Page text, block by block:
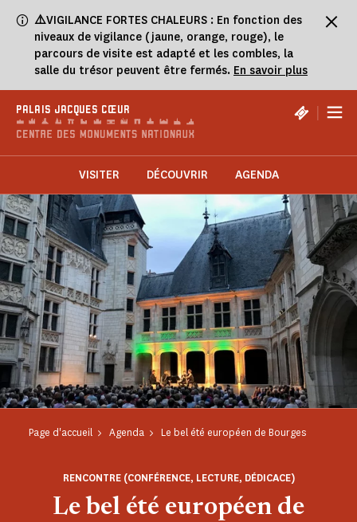
⚠️VIGILANCE FORTES CHALEURS : En fonction des
niveaux de vigilance (jaune, orange, rouge), le
parcours de visite est adapté et les combles, la
salle du trésor peuvent être fermés. En savoir plus
PALAIS JACQUES CŒUR |
VISITER DÉCOUVRIR AGENDA
Page d'accueil Agenda Le bel été européen de Bourges
Le bel été européen de
RENCONTRE (CONFÉRENCE, LECTURE, DÉDICACE)